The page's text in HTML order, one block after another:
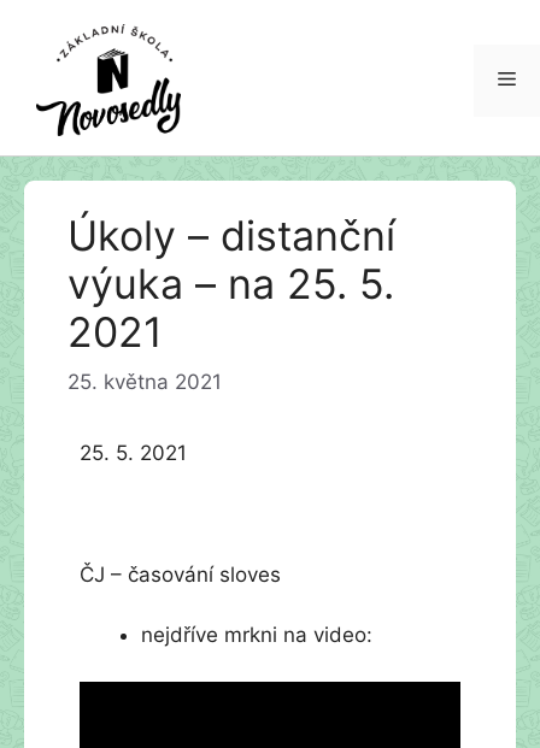
Přeskočit
Úkoly – distanční
výuka – na 25. 5.
2021
25. května 2021
25. 5. 2021
ČJ – časování sloves
nejdříve mrkni na video: